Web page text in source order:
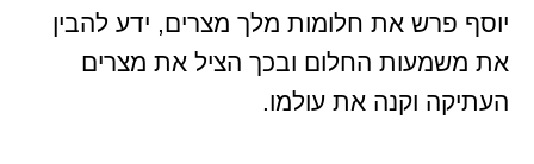
יוסף פרש את חלומות מלך מצרים, ידע להבין
את משמעות החלום ובכך הציל את מצרים
העתיקה וקנה את עולמו.